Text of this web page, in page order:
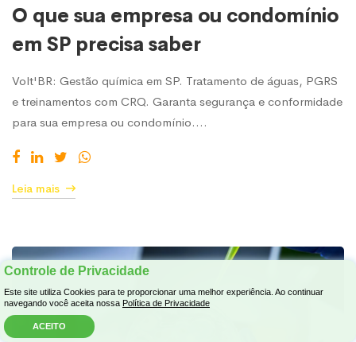
O que sua empresa ou condomínio
em SP precisa saber
Volt'BR: Gestão química em SP. Tratamento de águas, PGRS
e treinamentos com CRQ. Garanta segurança e conformidade
para sua empresa ou condomínio.…
Leia mais
Controle de Privacidade
Este site utiliza Cookies para te proporcionar uma melhor experiência. Ao continuar
navegando você aceita nossa Política de Privacidade
ACEITO